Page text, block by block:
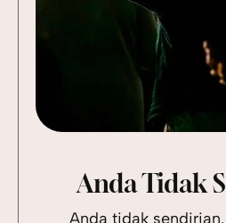
Anda Tidak
Anda tidak